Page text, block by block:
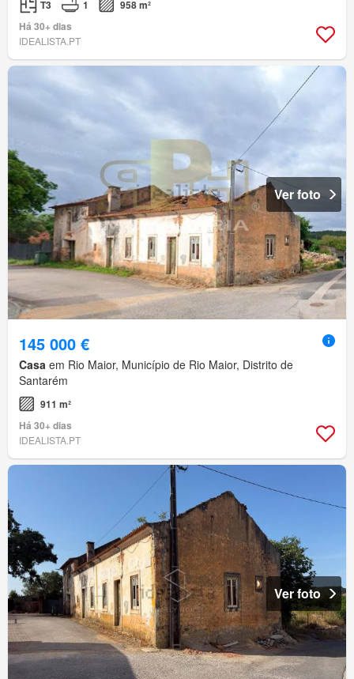
T3 1
958 m²
Há 30+ dias
IDEALISTA.PT
Ver foto
145 000 €
Casa em Rio Maior, Município de Rio Maior, Distrito de
Santarém
911 m²
Há 30+ dias
IDEALISTA.PT
Ver foto